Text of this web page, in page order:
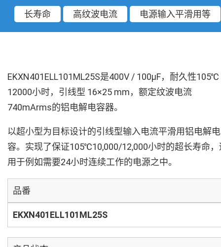
长寿命 高纹波电流 电源输入平滑用等
EKXN401ELL101ML25S是400V / 100µF，耐久性105℃
12000小时，引线型 16×25 mm，额定纹波电流
740mArms的铝电解电容器。
以超小型为目标设计的引线型输入电流平滑用铝电解电
容。实现了保证105℃10,000/12,000小时的超长寿命，
用于例如需要24小时连续工作的电源之中。
品番
EKXN401ELL101ML25S